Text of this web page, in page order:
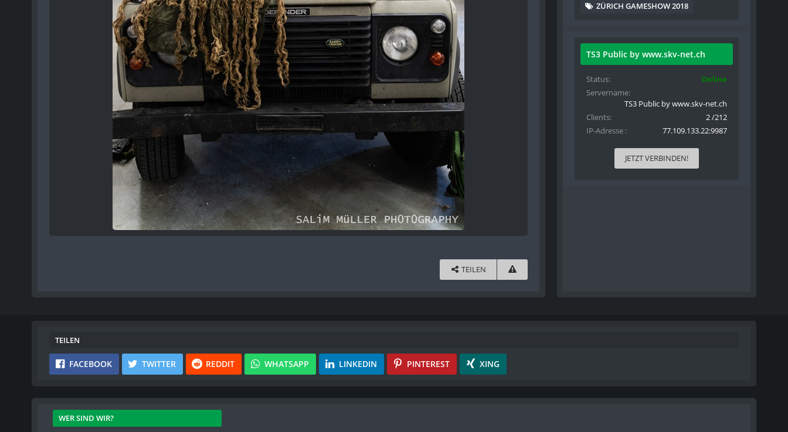
TEILEN
ZÜRICH GAMESHOW 2018
TS3 Public by www.skv-net.ch
Status
Online
Servername
TS3 Public by www.skv-net.ch
Clients
2 /212
IP-Adresse
77.109.133.22:9987
JETZT VERBINDEN!
TEILEN
FACEBOOK TWITTER REDDIT WHATSAPP LINKEDIN PINTEREST XING
WER SIND WIR?